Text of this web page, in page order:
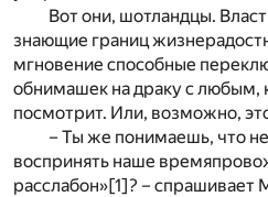
Вот они, шотландцы.
знающие границ
мгновение способные
обнимашек на драку с любым,
посмотрит. Или, возможно,
– Ты же понимаешь, что
воспринять наше
расслабон»[1]? – спрашивает